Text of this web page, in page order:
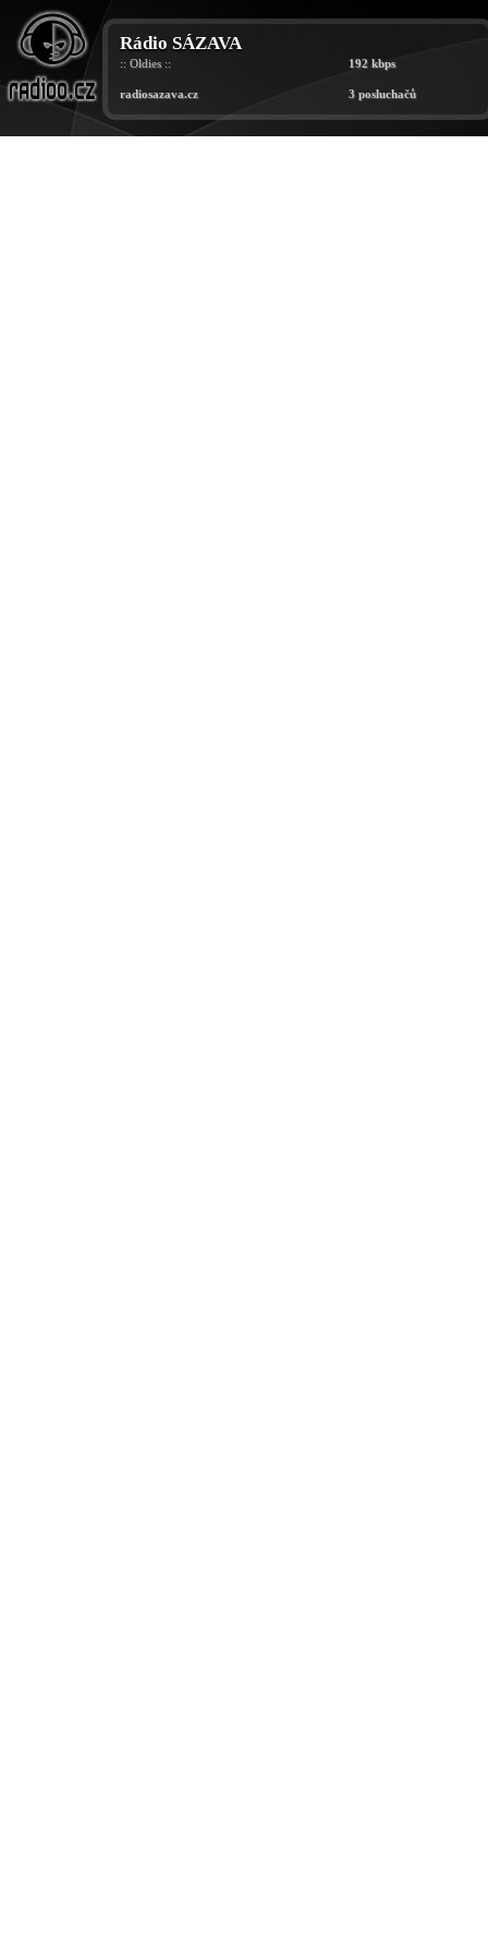
Rádio SÁZAVA
:: Oldies :: 192 kbps
3 posluchačů
radiosazava.cz